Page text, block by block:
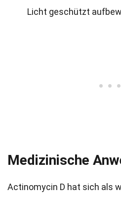
Licht geschützt
Medizinische
Actinomycin D hat sich als